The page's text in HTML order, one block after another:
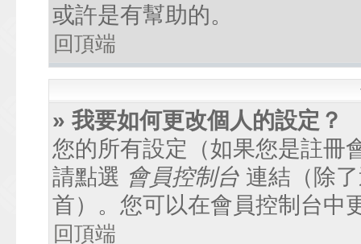
或許是有幫助的。
回頂端
» 我要如何更改個人的設定？
您的所有設定（如果您是註冊
請點選 會員控制台 連結（除
首）。您可以在會員控制台中
回頂端